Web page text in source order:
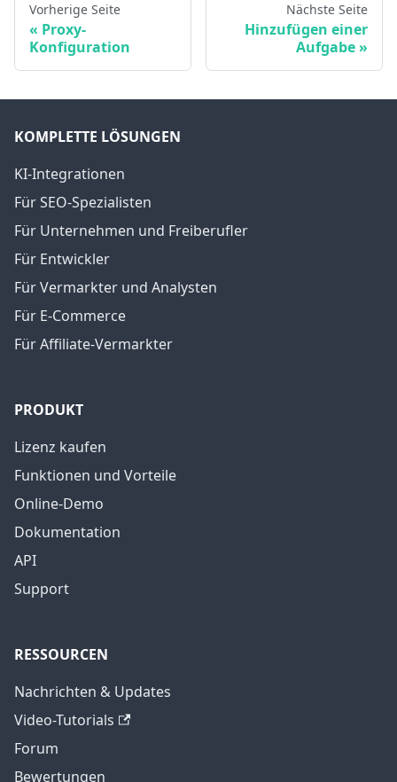
Vorherige Seite
Proxy-
Konfiguration
Nächste Seite
Hinzufügen einer
Aufgabe
KOMPLETTE LÖSUNGEN
KI-Integrationen
Für SEO-Spezialisten
Für Unternehmen und Freiberufler
Für Entwickler
Für Vermarkter und Analysten
Für E-Commerce
Für Affiliate-Vermarkter
PRODUKT
Lizenz kaufen
Funktionen und Vorteile
Online-Demo
Dokumentation
API
Support
RESSOURCEN
Nachrichten & Updates
Video-Tutorials
Forum
Bewertungen